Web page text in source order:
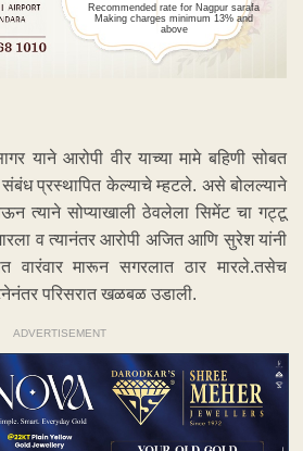
Recommended rate for Nagpur sarafa
Making charges minimum 13% and
above
याने आरोपी वीर याच्या मामे बहिणी सोबत
प्रस्थापित केल्याचे म्हटले. असे बोलल्याने
त्याने सोप्याखाली ठेवलेला सिमेंट चा गट्टू
व त्यानंतर आरोपी अजित आणि सुरेश यांनी
वारंवार मारून सगरलात ठार मारले.तसेच
परिसरात खळबळ उडाली.
ADVERTISEMENT